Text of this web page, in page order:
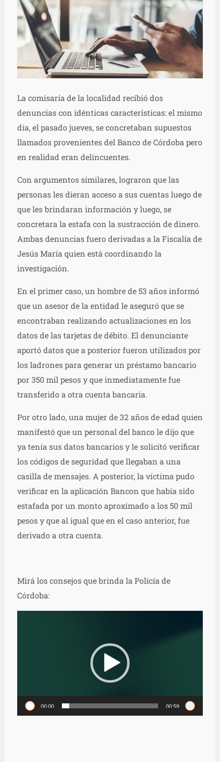
La comisaría de la localidad recibió dos
denuncias con idénticas características: el mismo
día, el pasado jueves, se concretaban supuestos
llamados provenientes del Banco de Córdoba pero
en realidad eran delincuentes.
Con argumentos similares, lograron que las
personas les dieran acceso a sus cuentas luego de
que les brindaran información y luego, se
concretara la estafa con la sustracción de dinero.
Ambas denuncias fuero derivadas a la Fiscalía de
Jesús María quien está coordinando la
investigación.
En el primer caso, un hombre de 53 años informó
que un asesor de la entidad le aseguró que se
encontraban realizando actualizaciones en los
datos de las tarjetas de débito. El denunciante
aportó datos que a posterior fueron utilizados por
los ladrones para generar un préstamo bancario
por 350 mil pesos y que inmediatamente fue
transferido a otra cuenta bancaria.
Por otro lado, una mujer de 32 años de edad quien
manifestó que un personal del banco le dijo que
ya tenía sus datos bancarios y le solicitó verificar
los códigos de seguridad que llegaban a una
casilla de mensajes. A posterior, la víctima pudo
verificar en la aplicación Bancon que había sido
estafada por un monto aproximado a los 50 mil
pesos y que al igual que en el caso anterior, fue
derivado a otra cuenta.
Mirá los consejos que brinda la Policía de
Córdoba:
00:00 00:59